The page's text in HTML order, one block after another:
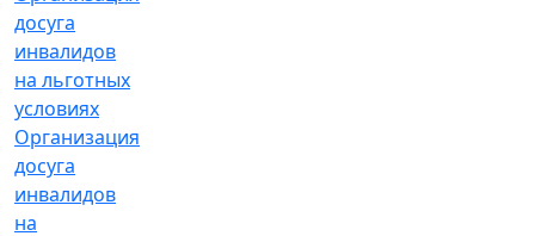
Организация
досуга
инвалидов
на